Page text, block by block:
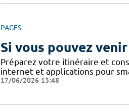
PAGES
Si vous pouvez
Préparez votre itinéraire et
internet et applications pour
17/06/2026 13:48